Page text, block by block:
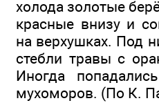
холода золотые
красные внизу и
на верхушках. Под
стебли травы с
Иногда
мухоморов. (По К.